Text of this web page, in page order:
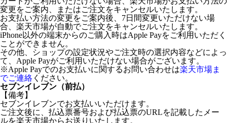
変更をご案内、またはご注文をキャンセルいたします。
お支払い方法の変更をご案内後、7日間変更いただけない場
合、楽天市場が自動でご注文をキャンセルいたします。
iPhone以外の端末からのご購入時はApple Payをご利用いただく
ことができません。
その他、ショップの設定状況やご注文時の選択内容などによっ
て、Apple Payがご利用いただけない場合がございます。
※Apple Payでのお支払いに関するお問い合わせは楽天市場ま
でご連絡 ください。
セブンイレブン（前払）
【備考】
セブンイレブンでお支払いいただけます。
ご注文後に、払込票番号および払込票のURLを記載したメー
ルを楽天市場からお送りいたします。